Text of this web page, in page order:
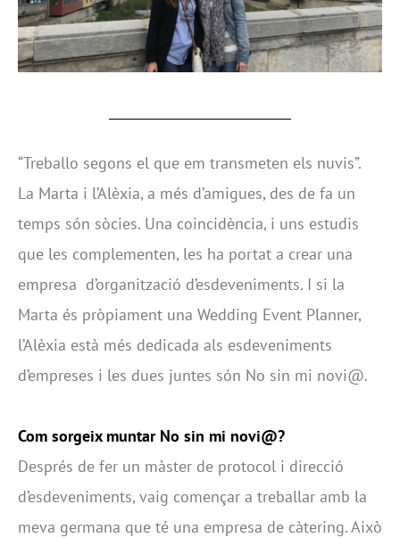
“Treballo segons el que em transmeten els nuvis”.
La Marta i l’Alèxia, a més d’amigues, des de fa un
temps són sòcies. Una coincidència, i uns estudis
que les complementen, les ha portat a crear una
empresa d’organització d’esdeveniments. I si la
Marta és pròpiament una Wedding Event Planner,
l’Alèxia està més dedicada als esdeveniments
d’empreses i les dues juntes són No sin mi novi@.
Com sorgeix muntar No sin mi novi@?
Després de fer un màster de protocol i direcció
d’esdeveniments, vaig començar a treballar amb la
meva germana que té una empresa de càtering. Això